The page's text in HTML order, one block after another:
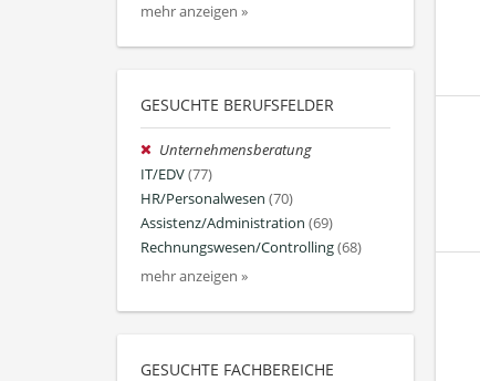
mehr anzeigen »
GESUCHTE BERUFSFELDER
Unternehmensberatung
IT/EDV(77)
HR/Personalwesen (70)
Assistenz/Administration (69)
Rechnungswesen/Controlling(68)
mehr anzeigen »
GESUCHTE FACHBEREICHE